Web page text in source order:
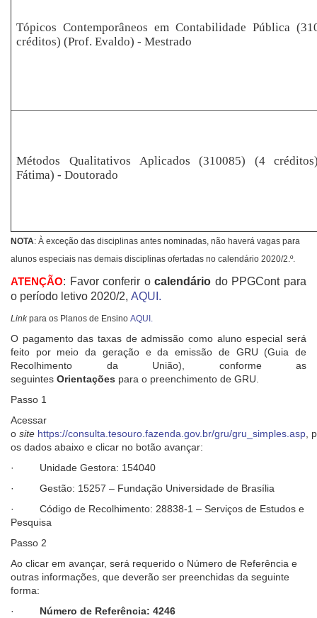
Tópicos Contemporâneos em Contabilidade Pública
créditos) (Prof. Evaldo) - Mestrado
Métodos Qualitativos Aplicados (310085) (4
Fátima) - Doutorado
NOTA: À exceção das disciplinas antes nominadas, não haverá vagas para
alunos especiais nas demais disciplinas ofertadas no calendário 2020/2.º.
ATENÇÃO: Favor conferir ocalendário do PPGCont para
o período letivo 2020/2, AQUI .
Linkpara os Planos de Ensino AQUI.
O pagamento das taxas de admissão como aluno especial será
feito por meio da geração e da emissão de GRU (Guia de
Recolhimento da União), conforme as
seguintes Orientações para o preenchimento de GRU.
Passo 1
Acessar
o site https://consulta.tesouro.fazenda.gov.br/gru/gru_simples.asp,
os dados abaixo e clicar no botão avançar:
· Unidade Gestora: 154040
· Gestão: 15257 – Fundação Universidade de Brasília
· Código de Recolhimento: 28838-1 – Serviços de Estudos e
Pesquisa
Passo 2
Ao clicar em avançar, será requerido o Número de Referência e
outras informações, que deverão ser preenchidas da seguinte
forma:
· Número de Referência: 4246